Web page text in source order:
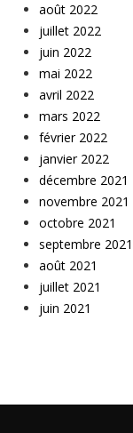
août 2022
juillet 2022
juin 2022
mai 2022
avril 2022
mars 2022
février 2022
janvier 2022
décembre 2021
novembre 2021
octobre 2021
septembre 2021
août 2021
juillet 2021
juin 2021